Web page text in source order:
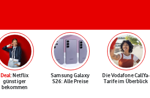
Deal: Netflix
günstiger
bekommen
Samsung Galaxy
S26: Alle Preise
Die Vodafone CallYa-
Tarife im Überblick